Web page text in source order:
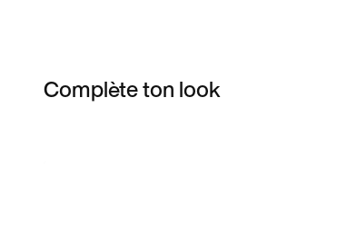
Complète ton look